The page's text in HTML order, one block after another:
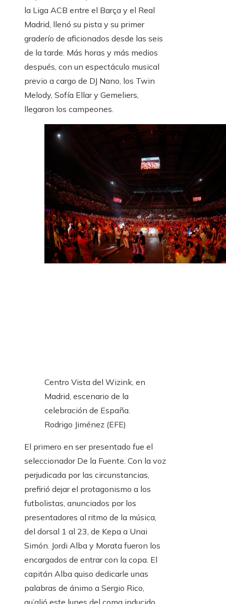
la Liga ACB entre el Barça y el Real
Madrid, llenó su pista y su primer
graderío de aficionados desde las seis
de la tarde. Más horas y más medios
después, con un espectáculo musical
previo a cargo de DJ Nano, los Twin
Melody, Sofía Ellar y Gemeliers,
llegaron los campeones.
Centro Vista del Wizink, en
Madrid, escenario de la
celebración de España.
Rodrigo Jiménez (EFE)
El primero en ser presentado fue el
seleccionador De la Fuente. Con la voz
perjudicada por las circunstancias,
prefirió dejar el protagonismo a los
futbolistas, anunciados por los
presentadores al ritmo de la música,
del dorsal 1 al 23, de Kepa a Unai
Simón. Jordi Alba y Morata fueron los
encargados de entrar con la copa. El
capitán Alba quiso dedicarle unas
palabras de ánimo a Sergio Rico,